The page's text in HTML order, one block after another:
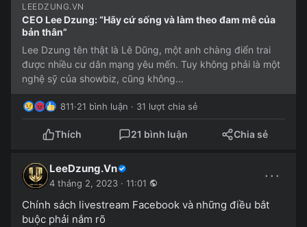
LEEDZUNG.VN
CEO Lee Dzung: “Hãy cứ sống và làm theo đam mê của
bản thân”
Lee Dzung tên thật là Lê Dũng, một anh chàng điển trai
được nhiều cư dân mạng yêu mến. Tuy không phải là một
nghệ sỹ của showbiz, cũng không...
811·21 bình luận · 31 lượt chia sẻ
Thích 21 bình luận Chia sẻ
LeeDzung.Vn
4 tháng 2, 2023 · 11:01 ···
Chính sách livestream Facebook và những điều bắt
buộc phải nắm rõ